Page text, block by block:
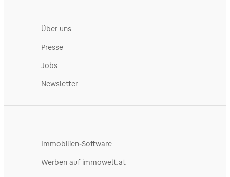
Über uns
Presse
Jobs
Newsletter
Immobilien-Software
Werben auf immowelt.at